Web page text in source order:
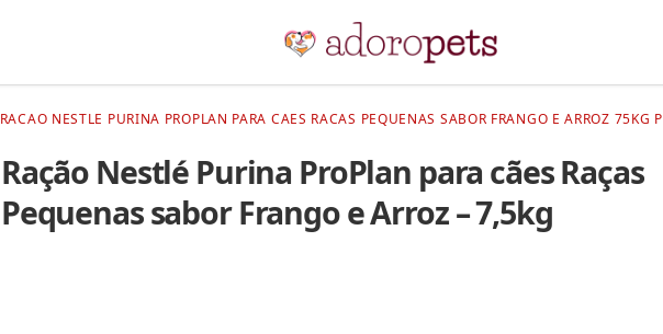
RACAO NESTLE PURINA PROPLAN PARA CAES RACAS PEQUENAS SABOR FRANGO E ARROZ 75KG P
Ração Nestlé Purina ProPlan para cães Raças
Pequenas sabor Frango e Arroz – 7,5kg